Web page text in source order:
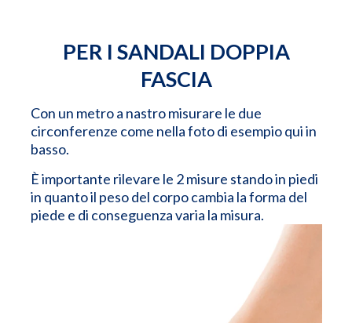
PER I SANDALI DOPPIA
FASCIA
Con un metro a nastro misurare le due
circonferenze come nella foto di esempio qui in
basso.
È importante rilevare le 2 misure stando in piedi
in quanto il peso del corpo cambia la forma del
piede e di conseguenza varia la misura.